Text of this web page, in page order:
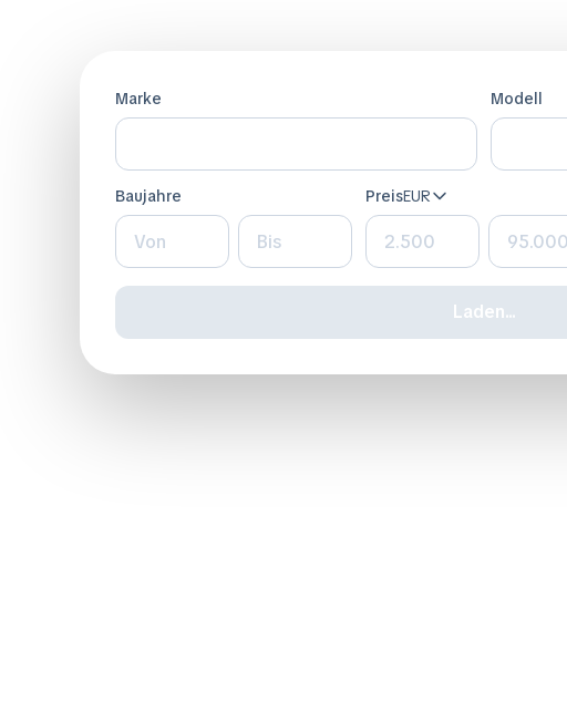
Marke Modell
Baujahre PreisEUR
Laden...